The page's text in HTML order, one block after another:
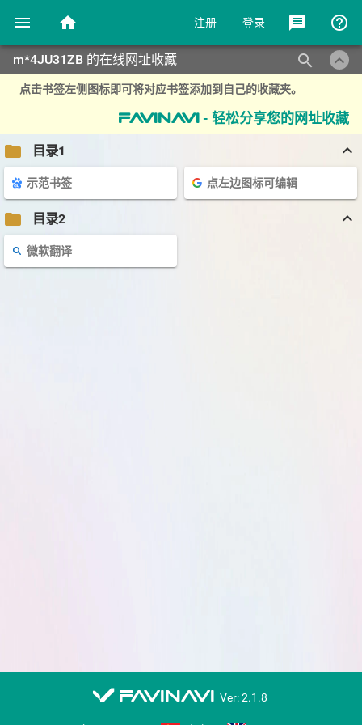
menu home 注册 登录 message help_outline
m*4JU31ZB 的在线网址收藏 keyboard_arrow_up
search
点击书签左侧图标即可将对应书签添加到自己的收藏夹。
favinavi - 轻松分享您的网址收藏
folder 目录1 keyboard_arrow_up
示范书签 点左边图标可编辑
folder 目录2 keyboard_arrow_up
微软翻译
favinavi Ver: 2.1.8